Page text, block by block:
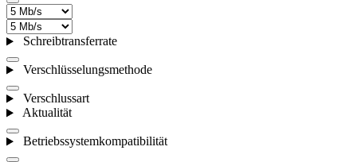
Schreibtransferrate
Verschlüsselungsmethode
Verschlussart
Aktualität
Betriebssystemkompatibilität